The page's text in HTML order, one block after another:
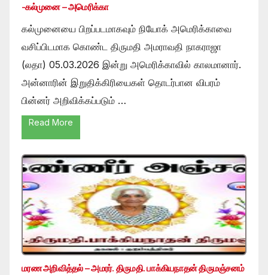
-கல்முனை – அமெரிக்கா
கல்முனையை பிறப்படமாகவும் நியோக் அமெரிக்காவை
வசிப்பிடமாக கொண்ட திருமதி அமராவதி நாகராஜா
(லதா) 05.03.2026 இன்று அமெரிக்காவில் காலமானார்.
அன்னாரின் இறுதிக்கிரியைகள் தொடர்பான விபரம்
பின்னர் அறிவிக்கப்படும் …
Read More
மரண அறிவித்தல் – அமரர். திருமதி. பாக்கியநாதன் திருமஞ்சனம்